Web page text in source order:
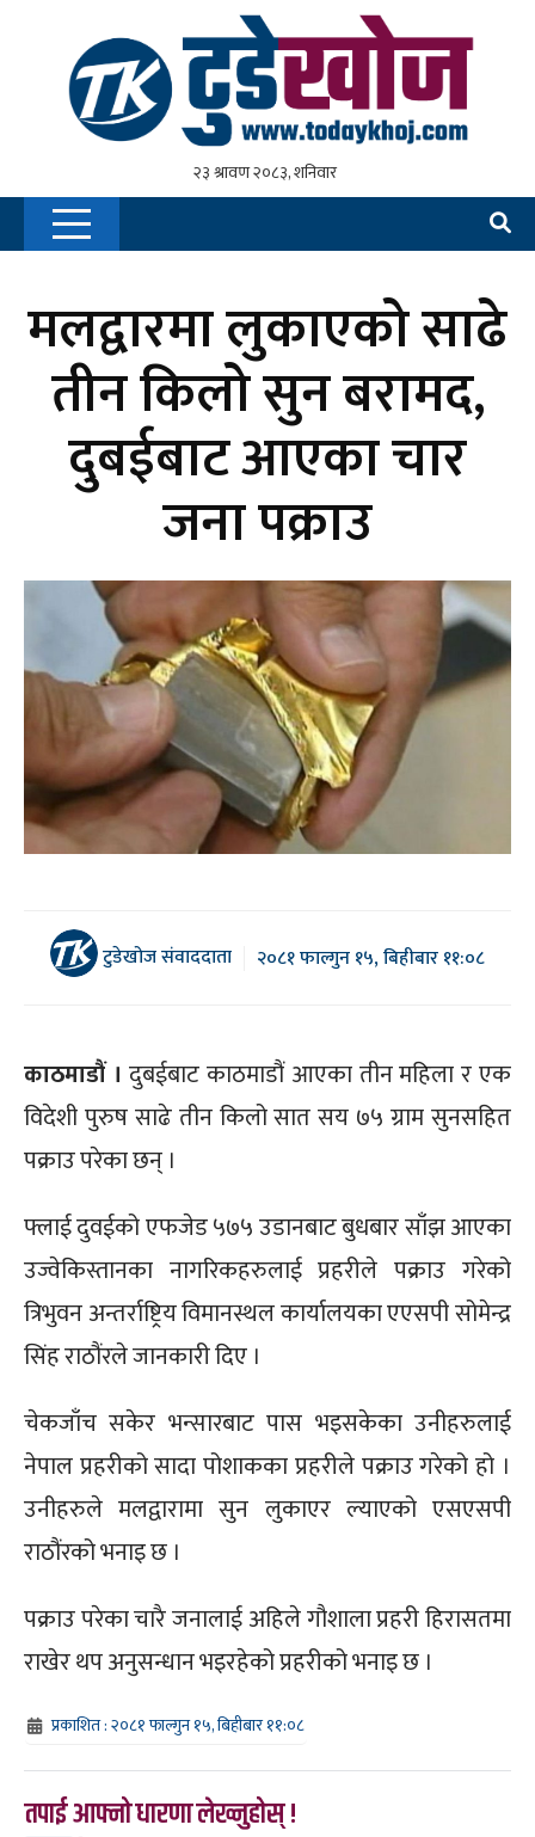
मलद्वारमा लुकाएको साढे
तीन किलो सुन बरामद,
दुबईबाट आएका चार
जना पक्राउ
टुडेखोज संवाददाता २०८१ फाल्गुन १५, बिहीबार ११:०८
काठमाडौं । दुबईबाट काठमाडौं आएका तीन महिला र एक
विदेशी पुरुष साढे तीन किलो सात सय ७५ ग्राम सुनसहित
पक्राउ परेका छन् ।
फ्लाई दुवईको एफजेड ५७५ उडानबाट बुधबार साँझ आएका
उज्वेकिस्तानका नागरिकहरुलाई प्रहरीले पक्राउ गरेको
त्रिभुवन अन्तर्राष्ट्रिय विमानस्थल कार्यालयका एएसपी सोमेन्द्र
सिंह राठौंरले जानकारी दिए ।
चेकजाँच सकेर भन्सारबाट पास भइसकेका उनीहरुलाई
नेपाल प्रहरीको सादा पोशाकका प्रहरीले पक्राउ गरेको हो ।
उनीहरुले मलद्वारामा सुन लुकाएर ल्याएको एसएसपी
राठौंरको भनाइ छ ।
पक्राउ परेका चारै जनालाई अहिले गौशाला प्रहरी हिरासतमा
राखेर थप अनुसन्धान भइरहेको प्रहरीको भनाइ छ ।
प्रकाशित : २०८१ फाल्गुन १५, बिहीबार ११:०८
तपाई आफ्नो धारणा लेख्नुहोस् !